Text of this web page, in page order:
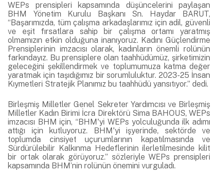
WEPs prensipleri kapsamında düşüncelerini paylaşan
BHM Yönetim Kurulu Başkanı Sn. Haydar BARUT,
“Başarımızda, tüm çalışma arkadaşlarımız için adil, güvenli
ve eşit fırsatlara sahip bir çalışma ortamı yaratmış
olmamızın etkin olduğuna inanıyoruz. Kadını Güçlendirme
Prensiplerinin imzacısı olarak, kadınların önemli rolünün
farkındayız. Bu prensiplere olan taahhüdümüz, şirketimizin
geleceğini şekillendirmek ve toplumumuza katma değer
yaratmak için taşıdığımız bir sorumluluktur. 2023-25 İnsan
Kıymetleri Stratejik Planımız bu taahhüdü yansıtıyor.” dedi.
Birleşmiş Milletler Genel Sekreter Yardımcısı ve Birleşmiş
Milletler Kadın Birimi İcra Direktörü Sima BAHOUS, WEPs
imzacısı BHM için, “BHM'yi WEPs yolculuğunda ilk adımı
attığı için kutluyoruz. BHM'yi işyerinde, sektörde ve
toplumda cinsiyet uçurumlarının kapatılmasında ve
Sürdürülebilir Kalkınma Hedeflerinin ilerletilmesinde kilit
bir ortak olarak görüyoruz.” sözleriyle WEPs prensipleri
kapsamında BHM’nin rolünün önemini vurguladı.